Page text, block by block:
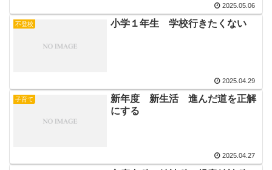
2025.05.06
不登校 小学１年生 学校行きたくない
2025.04.29
子育て
新年度 新生活 進んだ道を正解
にする
2025.04.27